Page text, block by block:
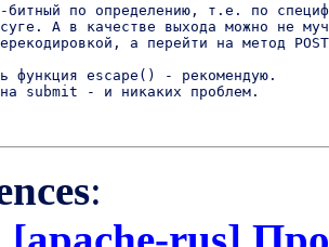
битный по определению, т.е. по
А в качестве выхода можно не
а перейти на метод
функция escape() - рекомендую.
на submit - и никаких проблем.
: